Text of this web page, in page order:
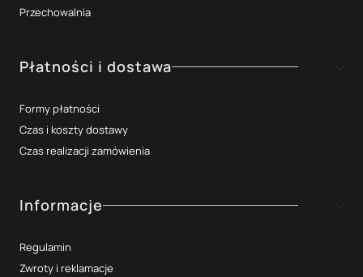
Przechowalnia
Płatności i dostawa
Formy płatności
Czas i koszty dostawy
Czas realizacji zamówienia
Informacje
Regulamin
Zwroty i reklamacje